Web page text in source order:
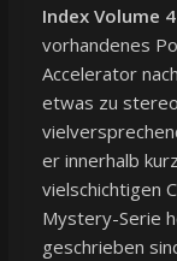
Index Volume 4
vorhandenes
Accelerator
etwas zu
er innerhalb
vielschichtigen
Mystery-Serie
geschrieben